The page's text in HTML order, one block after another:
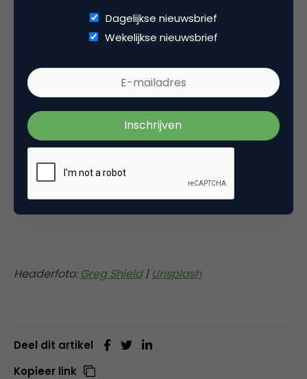
In een tijd waarin gedrag steeds belangrijker wordt,
is een sterk datafundament geen luxe meer, maar
een voorwaarde. Wie straks wil personaliseren,
voorspellen of slimmer sturen op klantgedrag,
moet vandaag beginnen bij de basis. Want hoe
slimmer technologie wordt, hoe zichtbaarder een
zwak fundament wordt.
Headerfoto:Greg Shield| Unsplash
Deel dit artikel
Kopieer link
Dagelijkse nieuwsbrief
Wekelijkse nieuwsbrief